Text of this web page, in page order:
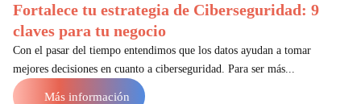
Fortalece tu estrategia de Ciberseguridad: 9
claves para tu negocio
Con el pasar del tiempo entendimos que los datos ayudan a tomar
mejores decisiones en cuanto a ciberseguridad. Para ser más...
Más información